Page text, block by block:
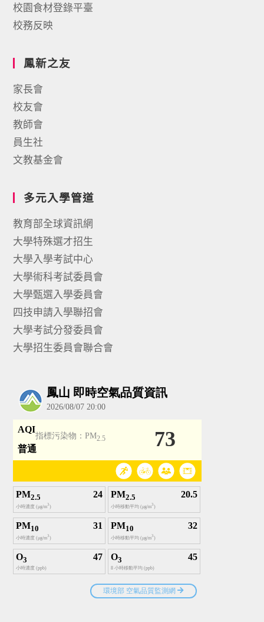
校園食材登錄平臺
校務反映
鳳新之友
家長會
校友會
教師會
員生社
文教基金會
多元入學管道
教育部全球資訊網
大學特殊選才招生
大學入學考試中心
大學術科考試委員會
大學甄選入學委員會
四技申請入學聯招會
大學考試分發委員會
大學招生委員會聯合會